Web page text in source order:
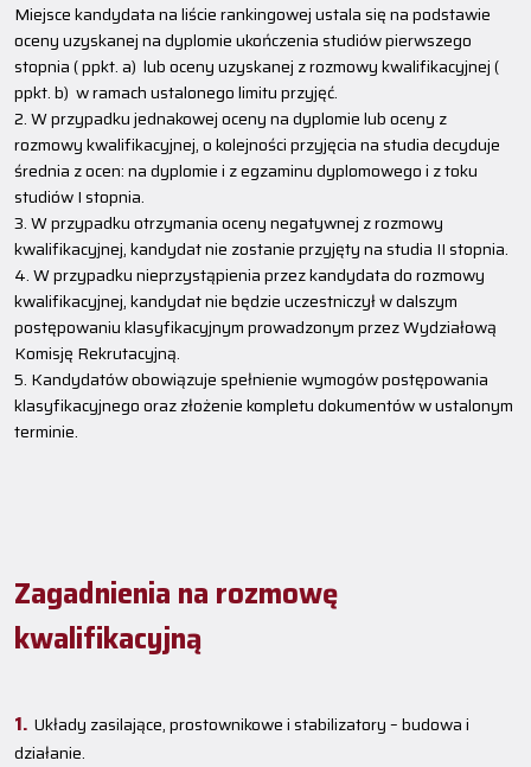
Miejsce kandydata na liście rankingowej ustala się na podstawie
oceny uzyskanej na dyplomie ukończenia studiów pierwszego
stopnia ( ppkt. a) lub oceny uzyskanej z rozmowy kwalifikacyjnej (
ppkt. b) w ramach ustalonego limitu przyjęć.
2. W przypadku jednakowej oceny na dyplomie lub oceny z
rozmowy kwalifikacyjnej, o kolejności przyjęcia na studia decyduje
średnia z ocen: na dyplomie i z egzaminu dyplomowego i z toku
studiów I stopnia.
3. W przypadku otrzymania oceny negatywnej z rozmowy
kwalifikacyjnej, kandydat nie zostanie przyjęty na studia II stopnia.
4. W przypadku nieprzystąpienia przez kandydata do rozmowy
kwalifikacyjnej, kandydat nie będzie uczestniczył w dalszym
postępowaniu klasyfikacyjnym prowadzonym przez Wydziałową
Komisję Rekrutacyjną.
5. Kandydatów obowiązuje spełnienie wymogów postępowania
klasyfikacyjnego oraz złożenie kompletu dokumentów w ustalonym
terminie.
Zagadnienia na rozmowę
kwalifikacyjną
Układy zasilające, prostownikowe i stabilizatory – budowa i
działanie.